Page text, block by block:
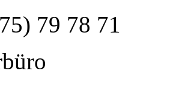
79 78 71